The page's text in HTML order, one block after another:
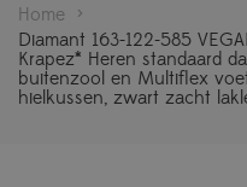
Home >
Diamant 163-122-585
Krapez* Heren standaard
buitenzool en Multiflex
hielkussen, zwart zacht